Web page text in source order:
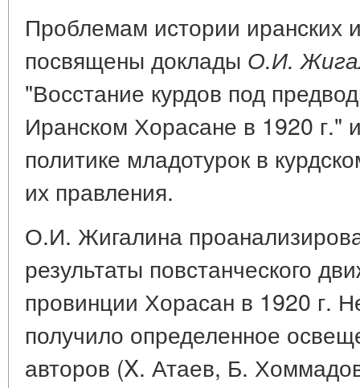
Проблемам истории иранских
посвящены доклады О.И.
"Восстание курдов под
Иранском Хорасане в 1920 г."
политике младотурок в
их правления.
О.И. Жигалина
результаты повстанческого
провинции Хорасан в 1920 г.
получило определенное
авторов (X. Атаев, Б.